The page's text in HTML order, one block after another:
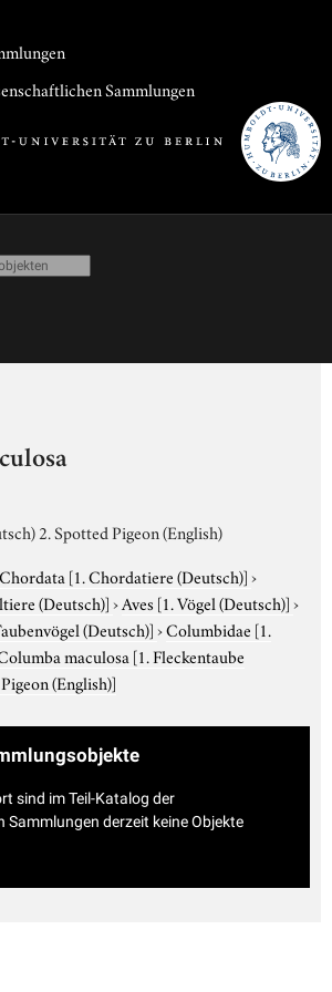
Sammlungen
2. Spotted Pigeon (English)
Chordata [1. Chordatiere (Deutsch)]›
(Deutsch)]›Aves [1. Vögel (Deutsch)]›
(Deutsch)]›Columbidae [1.
maculosa [1. Fleckentaube
(English)]
sind im Teil-Katalog der
derzeit keine Objekte